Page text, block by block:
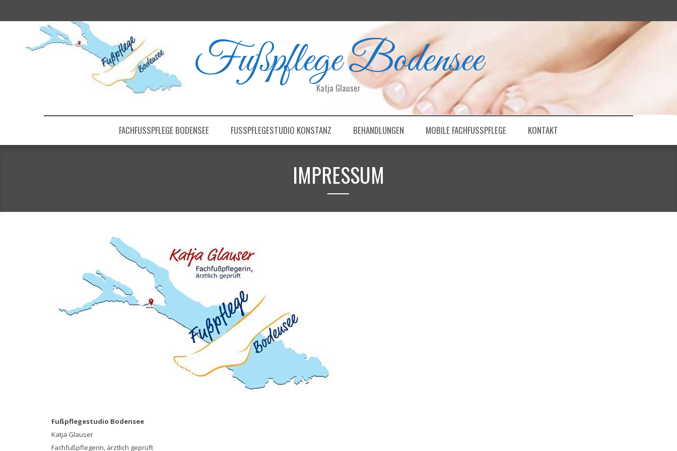
Fußpflege Bodensee
Katja Glauser
FACHFUSSPFLEGE BODENSEE FUSSPFLEGESTUDIO KONSTANZ BEHANDLUNGEN MOBILE FACHFUSSPFLEGE KONTAKT
IMPRESSUM
Fußpflegestudio Bodensee
Katja Glauser
Fachfußpflegerin, ärztlich geprüft